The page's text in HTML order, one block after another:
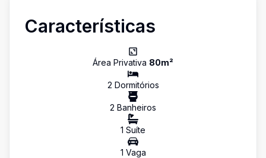
Características
Área Privativa 80m²
2 Dormitórios
2 Banheiros
1 Suíte
1 Vaga